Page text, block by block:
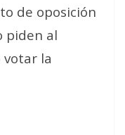
de oposición
piden al
la